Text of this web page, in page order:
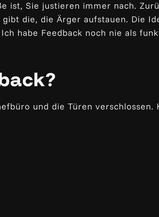
ist, Sie justieren immer nach.
die, die Ärger aufstauen. Die
habe Feedback noch nie als
und die Türen verschlossen.